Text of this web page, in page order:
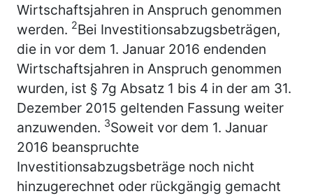
Wirtschaftsjahren in Anspruch genommen
werden. 2Bei Investitionsabzugsbeträgen,
die in vor dem 1. Januar 2016 endenden
Wirtschaftsjahren in Anspruch genommen
wurden, ist § 7g Absatz 1 bis 4 in der am 31.
Dezember 2015 geltenden Fassung weiter
anzuwenden. 3Soweit vor dem 1. Januar
2016 beanspruchte
Investitionsabzugsbeträge noch nicht
hinzugerechnet oder rückgängig gemacht